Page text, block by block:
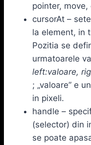
pointer,
cursorAt –
la element, in
Pozitia se
urmatoarele
left:valoare,
; „valoare” e
in pixeli.
handle –
(selector) din
se poate